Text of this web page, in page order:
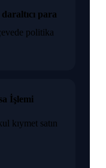
daraltıcı para
politika
İşlemi
kıymet satın